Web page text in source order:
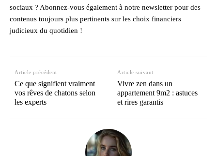
sociaux ? Abonnez-vous également à notre newsletter pour des
contenus toujours plus pertinents sur les choix financiers
judicieux du quotidien !
Article précédent
Ce que signifient vraiment
vos rêves de chatons selon
les experts
Article suivant
Vivre zen dans un
appartement 9m2 : astuces
et rires garantis